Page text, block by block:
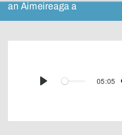
an Aimeireaga a
Play
05:05